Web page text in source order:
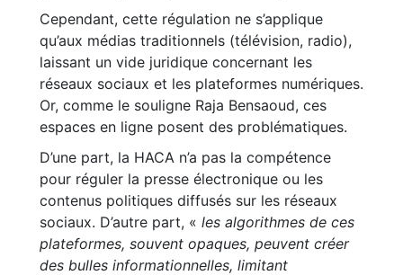
Cependant, cette régulation ne s’applique
qu’aux médias traditionnels (télévision, radio),
laissant un vide juridique concernant les
réseaux sociaux et les plateformes numériques.
Or, comme le souligne Raja Bensaoud, ces
espaces en ligne posent des problématiques.
D’une part, la HACA n’a pas la compétence
pour réguler la presse électronique ou les
contenus politiques diffusés sur les réseaux
sociaux. D’autre part, « les algorithmes de ces
plateformes, souvent opaques, peuvent créer
des bulles informationnelles, limitant